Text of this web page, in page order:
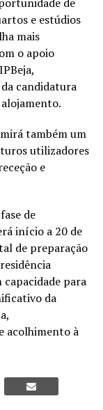
e estúdios
mais
o apoio
candidatura
também um
utilizadores
e
de
início a 20 de
de preparação
para
da
acolhimento à